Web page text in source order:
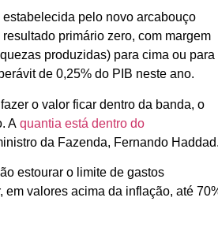
pelo novo arcabouço
primário zero, com margem
produzidas) para cima ou para
de 0,25% do PIB neste ano.
o valor ficar dentro da banda, o
Aquantia está dentro do
da Fazenda, Fernando
estourar o limite de gastos
valores acima da inflação, até